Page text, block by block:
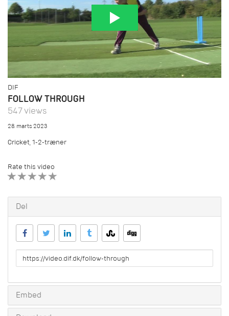
DIF
FOLLOW THROUGH
547 views
28. marts 2023
Cricket, 1-2-træner
Rate this video
Del
URL
to
Embed